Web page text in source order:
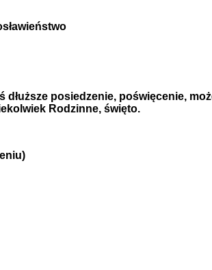
posiedzenie, poświęcenie,
Rodzinne, święto.